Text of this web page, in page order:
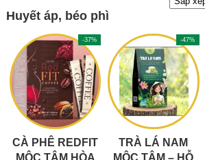
Huyết áp, béo phì
-37%
CÀ PHÊ REDFIT
MỘC TÂM HÒA
-47%
TRÀ LÁ NAM
MỘC TÂM – HỖ